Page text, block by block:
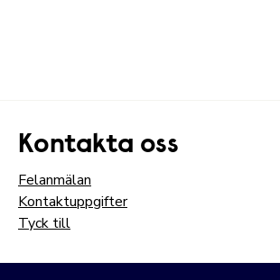
Kontakta oss
Felanmälan
Kontaktuppgifter
Tyck till